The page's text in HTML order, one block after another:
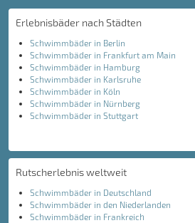
Erlebnisbäder nach Städten
Schwimmbäder in Berlin
Schwimmbäder in Frankfurt am Main
Schwimmbäder in Hamburg
Schwimmbäder in Karlsruhe
Schwimmbäder in Köln
Schwimmbäder in Nürnberg
Schwimmbäder in Stuttgart
Rutscherlebnis weltweit
Schwimmbäder in Deutschland
Schwimmbäder in den Niederlanden
Schwimmbäder in Frankreich